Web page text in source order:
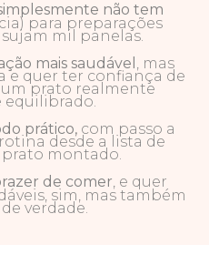
não tem
para preparações
mil panelas.
mais saudável , mas
e quer ter confiança de
prato realmente
equilibrado.
prático, com passo a
desde a lista de
montado.
de comer, e quer
sim, mas também
verdade.